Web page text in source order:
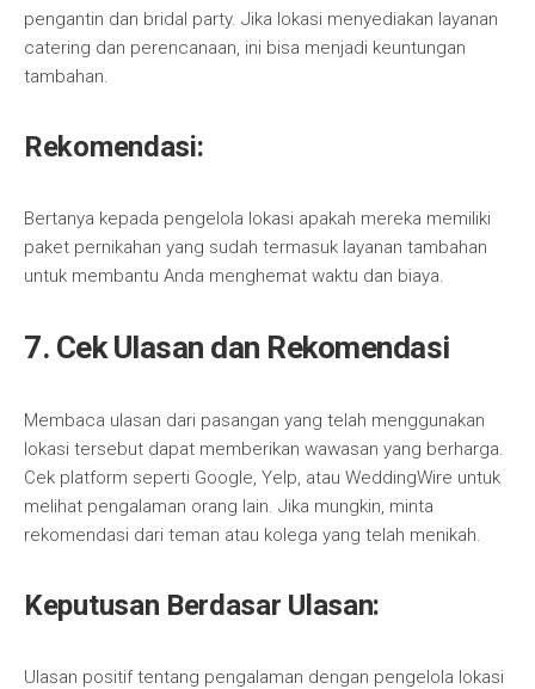
pengantin dan bridal party. Jika lokasi menyediakan layanan
catering dan perencanaan, ini bisa menjadi keuntungan
tambahan.
Rekomendasi:
Bertanya kepada pengelola lokasi apakah mereka memiliki
paket pernikahan yang sudah termasuk layanan tambahan
untuk membantu Anda menghemat waktu dan biaya.
7. Cek Ulasan dan Rekomendasi
Membaca ulasan dari pasangan yang telah menggunakan
lokasi tersebut dapat memberikan wawasan yang berharga.
Cek platform seperti Google, Yelp, atau WeddingWire untuk
melihat pengalaman orang lain. Jika mungkin, minta
rekomendasi dari teman atau kolega yang telah menikah.
Keputusan Berdasar Ulasan:
Ulasan positif tentang pengalaman dengan pengelola lokasi